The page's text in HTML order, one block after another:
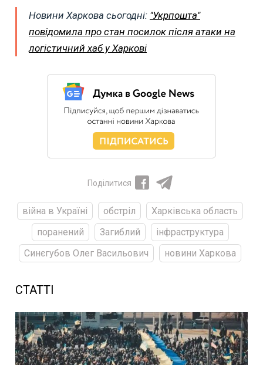
Новини Харкова сьогодні: "Укрпошта"
повідомила про стан посилок після атаки на
логістичний хаб у Харкові
Поділитися
війна в Україні обстріл
Харківська область
поранений
Загиблий
інфраструктура
Синєгубов Олег Васильович
новини Харкова
СТАТТІ